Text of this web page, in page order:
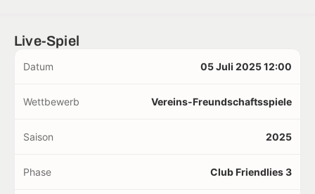
Live-Spiel
Datum 05 Juli 2025 12:00
Wettbewerb Vereins-Freundschaftsspiele
Saison 2025
Phase Club Friendlies 3